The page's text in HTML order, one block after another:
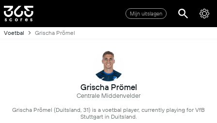
Mijn uitslagen
Voetbal Grischa Prömel
Grischa Prömel
Centrale Middenvelder
Grischa Prömel (Duitsland, 31) is a voetbal player, currently playing for VfB
Stuttgart in Duitsland.